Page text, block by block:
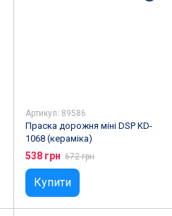
Артикул: 89586
Праска дорожня міні DSP KD-
1068 (кераміка)
538 грн 672 грн
Купити